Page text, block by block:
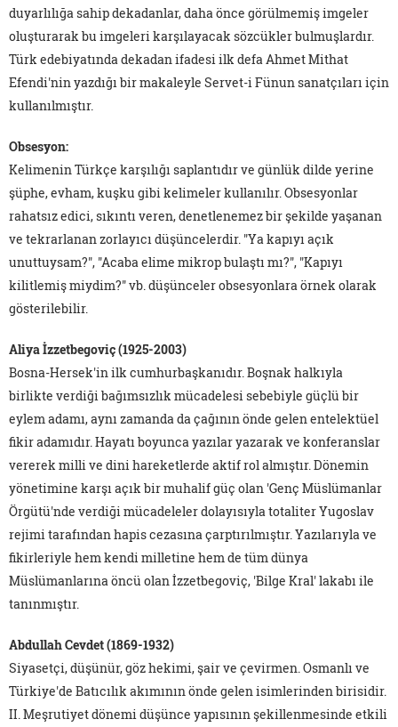
duyarlılığa sahip dekadanlar, daha önce görülmemiş imgeler
oluşturarak bu imgeleri karşılayacak sözcükler bulmuşlardır.
Türk edebiyatında dekadan ifadesi ilk defa Ahmet Mithat
Efendi'nin yazdığı bir makaleyle Servet-i Fünun sanatçıları için
kullanılmıştır.
Obsesyon:
Kelimenin Türkçe karşılığı saplantıdır ve günlük dilde yerine
şüphe, evham, kuşku gibi kelimeler kullanılır. Obsesyonlar
rahatsız edici, sıkıntı veren, denetlenemez bir şekilde yaşanan
ve tekrarlanan zorlayıcı düşüncelerdir. "Ya kapıyı açık
unuttuysam?", "Acaba elime mikrop bulaştı mı?", "Kapıyı
kilitlemiş miydim?" vb. düşünceler obsesyonlara örnek olarak
gösterilebilir.
Aliya İzzetbegoviç (1925-2003)
Bosna-Hersek'in ilk cumhurbaşkanıdır. Boşnak halkıyla
birlikte verdiği bağımsızlık mücadelesi sebebiyle güçlü bir
eylem adamı, aynı zamanda da çağının önde gelen entelektüel
fikir adamıdır. Hayatı boyunca yazılar yazarak ve konferanslar
vererek milli ve dini hareketlerde aktif rol almıştır. Dönemin
yönetimine karşı açık bir muhalif güç olan 'Genç Müslümanlar
Örgütü'nde verdiği mücadeleler dolayısıyla totaliter Yugoslav
rejimi tarafından hapis cezasına çarptırılmıştır. Yazılarıyla ve
fikirleriyle hem kendi milletine hem de tüm dünya
Müslümanlarına öncü olan İzzetbegoviç, 'Bilge Kral' lakabı ile
tanınmıştır.
Abdullah Cevdet (1869-1932)
Siyasetçi, düşünür, göz hekimi, şair ve çevirmen. Osmanlı ve
Türkiye'de Batıcılık akımının önde gelen isimlerinden birisidir.
II. Meşrutiyet dönemi düşünce yapısının şekillenmesinde etkili